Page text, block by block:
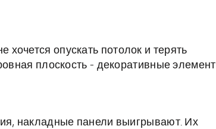
опускать потолок и терять
плоскость - декоративные
накладные панели выигрывают. Их